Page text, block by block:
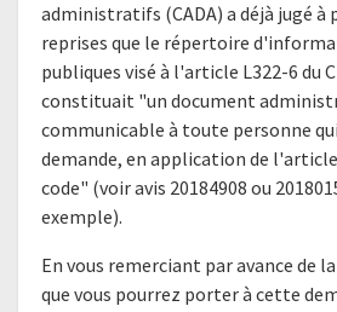
administratifs (CADA) a déjà jugé à
reprises que le répertoire
publiques visé à l'article L322-6 du
constituait "un document
communicable à toute personne
demande, en application de l'article
code" (voir avis 20184908 ou
exemple).
En vous remerciant par avance de
que vous pourrez porter à cette